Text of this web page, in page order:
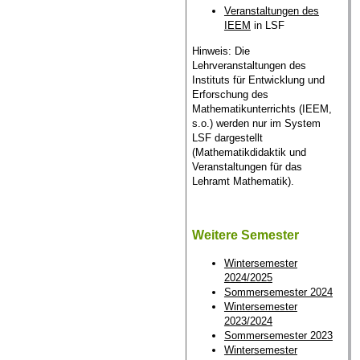
Veranstaltungen des
IEEM in LSF
Hinweis: Die
Lehrveranstaltungen des
Instituts für Entwicklung und
Erforschung des
Mathematikunterrichts (IEEM,
s.o.) werden nur im System
LSF dargestellt
(Mathematikdidaktik und
Veranstaltungen für das
Lehramt Mathematik).
Weitere Semester
Wintersemester
2024/2025
Sommersemester 2024
Wintersemester
2023/2024
Sommersemester 2023
Wintersemester